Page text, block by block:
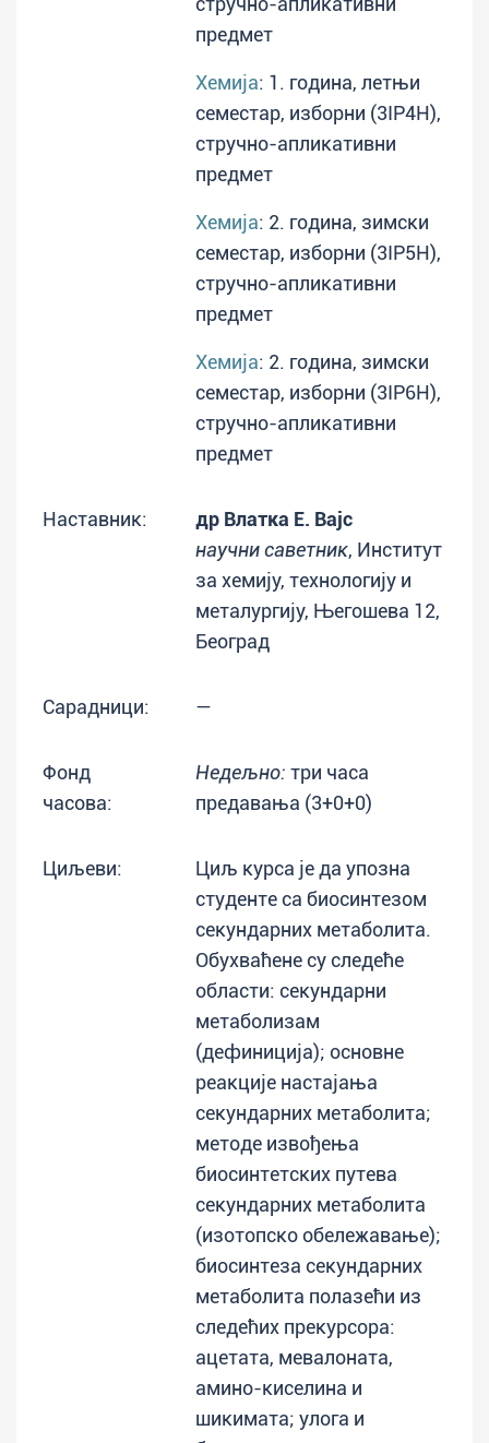
предмет
Хемија: 1. година, летњи
семестар, изборни (3IP4H),
стручно-апликативни
предмет
Хемија: 2. година, зимски
семестар, изборни (3IP5H),
стручно-апликативни
предмет
Хемија: 2. година, зимски
семестар, изборни (3IP6H),
стручно-апликативни
предмет
Наставник:
др Влатка Е. Вајс
научни саветник, Институт
за хемију, технологију и
металургију, Његошева 12,
Београд
Сарадници: —
Фонд
часова:
Недељно: три часа
предавања (3+0+0)
Циљеви:
Циљ курса је да упозна
студенте са биосинтезом
секундарних метаболита.
Обухваћене су следеће
области: секундарни
метаболизам
(дефиниција); основне
реакције настајања
секундарних метаболита;
методе извођења
биосинтетских путева
секундарних метаболита
(изотопско обележавање);
биосинтеза секундарних
метаболита полазећи из
следећих прекурсора:
ацетата, мевалоната,
амино-киселина и
шикимата; улога и